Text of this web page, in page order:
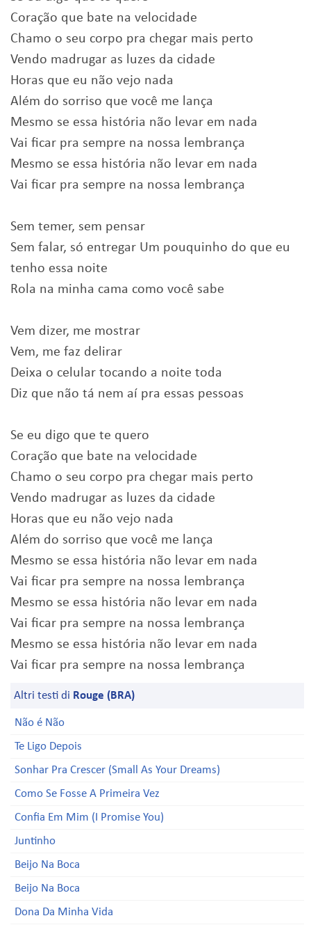
Coração que bate na velocidade
Chamo o seu corpo pra chegar mais perto
Vendo madrugar as luzes da cidade
Horas que eu não vejo nada
Além do sorriso que você me lança
Mesmo se essa história não levar em nada
Vai ficar pra sempre na nossa lembrança
Mesmo se essa história não levar em nada
Vai ficar pra sempre na nossa lembrança
Sem temer, sem pensar
Sem falar, só entregar Um pouquinho do que eu
tenho essa noite
Rola na minha cama como você sabe
Vem dizer, me mostrar
Vem, me faz delirar
Deixa o celular tocando a noite toda
Diz que não tá nem aí pra essas pessoas
Se eu digo que te quero
Coração que bate na velocidade
Chamo o seu corpo pra chegar mais perto
Vendo madrugar as luzes da cidade
Horas que eu não vejo nada
Além do sorriso que você me lança
Mesmo se essa história não levar em nada
Vai ficar pra sempre na nossa lembrança
Mesmo se essa história não levar em nada
Vai ficar pra sempre na nossa lembrança
Mesmo se essa história não levar em nada
Vai ficar pra sempre na nossa lembrança
Altri testi di Rouge (BRA)
Não é Não
Te Ligo Depois
Sonhar Pra Crescer (Small As Your Dreams)
Como Se Fosse A Primeira Vez
Confia Em Mim (I Promise You)
Juntinho
Beijo Na Boca
Beijo Na Boca
Dona Da Minha Vida